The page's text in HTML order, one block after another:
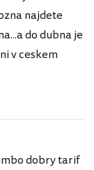
najdete
do dubna je
v ceskem
dobry tarif